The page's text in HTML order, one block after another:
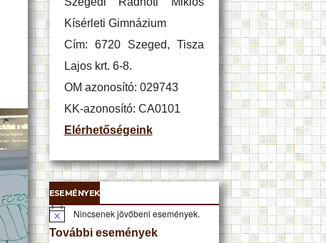
Kísérleti Gimnázium
Cím: 6720 Szeged, Tisza
Lajos krt. 6-8.
OM azonosító: 029743
KK-azonosító: CA0101
Elérhetőségeink
ESEMÉNYEK
N
o
Nincsenek jövőbeni események.
További események